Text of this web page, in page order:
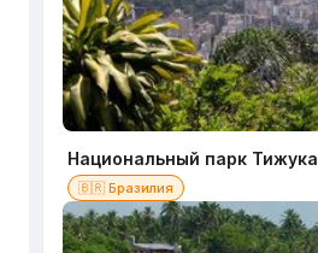
Национальный парк Тижука
🇧🇷 Бразилия